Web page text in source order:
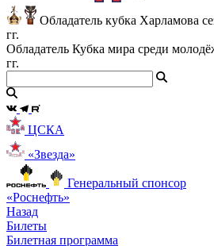
Обладатель кубка Харламова
гг.
Обладатель Кубка мира среди
гг.
ЦСКА
«Звезда»
Генеральный спонсор
«Роснефть»
Назад
Билеты
Билетная программа